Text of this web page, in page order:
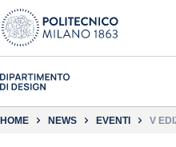
HOME NEWS EVENTI
V